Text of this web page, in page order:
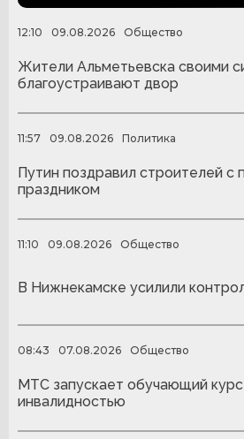
12:10 09.08.2026 Общество
Жители Альметьевска своими
благоустраивают двор
11:57 09.08.2026 Политика
Путин поздравил строителей с
праздником
11:10 09.08.2026 Общество
В Нижнекамске усилили
08:43 07.08.2026 Общество
МТС запускает обучающий
инвалидностью